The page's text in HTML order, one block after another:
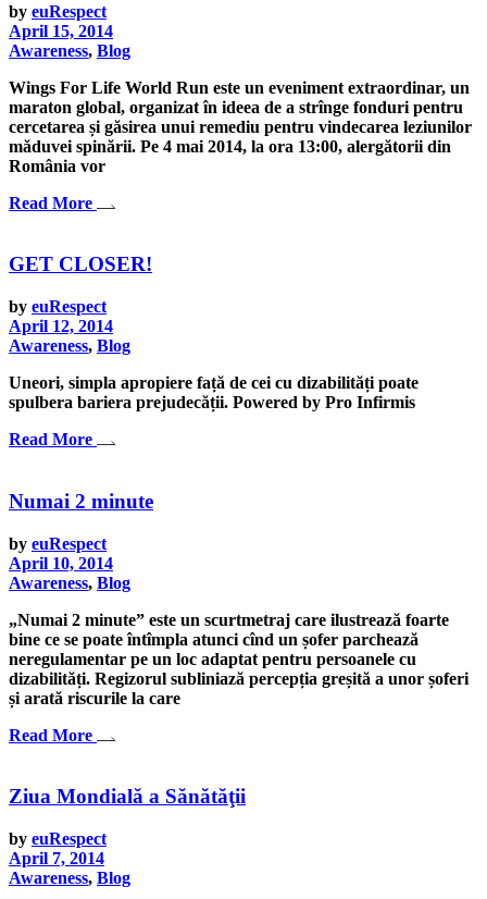
by euRespect
April 15, 2014
Awareness, Blog
Wings For Life World Run este un eveniment extraordinar, un
maraton global, organizat în ideea de a strînge fonduri pentru
cercetarea și găsirea unui remediu pentru vindecarea leziunilor
măduvei spinării. Pe 4 mai 2014, la ora 13:00, alergătorii din
România vor
Read More
GET CLOSER!
by euRespect
April 12, 2014
Awareness, Blog
Uneori, simpla apropiere față de cei cu dizabilități poate
spulbera bariera prejudecății. Powered by Pro Infirmis
Read More
Numai 2 minute
by euRespect
April 10, 2014
Awareness, Blog
„Numai 2 minute” este un scurtmetraj care ilustrează foarte
bine ce se poate întîmpla atunci cînd un șofer parchează
neregulamentar pe un loc adaptat pentru persoanele cu
dizabilități. Regizorul subliniază percepția greșită a unor șoferi
și arată riscurile la care
Read More
Ziua Mondială a Sănătăţii
by euRespect
April 7, 2014
Awareness, Blog